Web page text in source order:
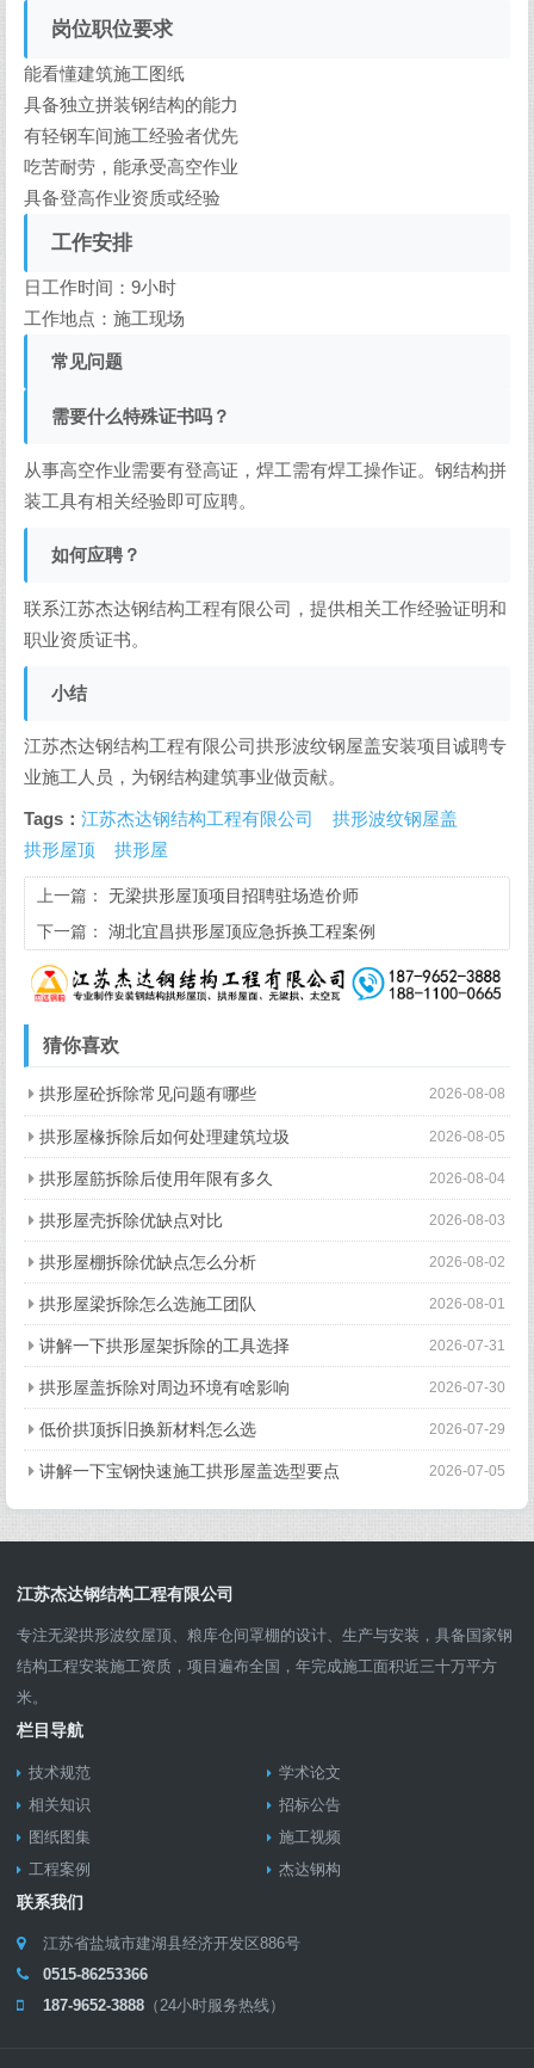
岗位职位要求
能看懂建筑施工图纸
具备独立拼装钢结构的能力
有轻钢车间施工经验者优先
吃苦耐劳，能承受高空作业
具备登高作业资质或经验
工作安排
日工作时间：9小时
工作地点：施工现场
常见问题
需要什么特殊证书吗？
从事高空作业需要有登高证，焊工需有焊工操作证。钢结构拼
装工具有相关经验即可应聘。
如何应聘？
联系江苏杰达钢结构工程有限公司，提供相关工作经验证明和
职业资质证书。
小结
江苏杰达钢结构工程有限公司拱形波纹钢屋盖安装项目诚聘专
业施工人员，为钢结构建筑事业做贡献。
Tags： 江苏杰达钢结构工程有限公司
拱形波纹钢屋盖
拱形屋顶
拱形屋
上一篇： 无梁拱形屋顶项目招聘驻场造价师
下一篇： 湖北宜昌拱形屋顶应急拆换工程案例
猜你喜欢
2026-08-08
拱形屋砼拆除常见问题有哪些
2026-08-05
拱形屋椽拆除后如何处理建筑垃圾
2026-08-04
拱形屋筋拆除后使用年限有多久
2026-08-03
拱形屋壳拆除优缺点对比
2026-08-02
拱形屋棚拆除优缺点怎么分析
2026-08-01
拱形屋梁拆除怎么选施工团队
2026-07-31
讲解一下拱形屋架拆除的工具选择
2026-07-30
拱形屋盖拆除对周边环境有啥影响
2026-07-29
低价拱顶拆旧换新材料怎么选
2026-07-05
讲解一下宝钢快速施工拱形屋盖选型要点
江苏杰达钢结构工程有限公司
专注无梁拱形波纹屋顶、粮库仓间罩棚的设计、生产与安装，具备国家钢
结构工程安装施工资质，项目遍布全国，年完成施工面积近三十万平方
米。
栏目导航
技术规范
学术论文
相关知识
招标公告
图纸图集
施工视频
工程案例
杰达钢构
联系我们
江苏省盐城市建湖县经济开发区886号
0515-86253366
187-9652-3888 （24小时服务热线）